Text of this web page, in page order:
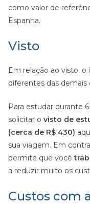
como valor de
Espanha.
Visto
Em relação ao visto,
diferentes das
Para estudar durante
solicitar o visto de
(cerca de R$ 430)
sua viagem. Em
permite que você
a reduzir muito os
Custos com